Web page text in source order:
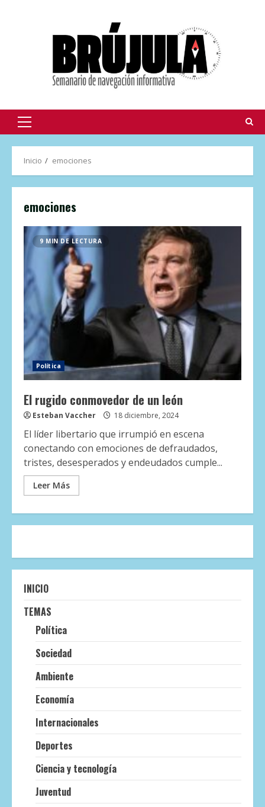
Inicio emociones
emociones
9 MIN DE LECTURA
Política
El rugido conmovedor de un león
Esteban Vaccher 18 diciembre, 2024
El líder libertario que irrumpió en escena
conectando con emociones de defraudados,
tristes, desesperados y endeudados cumple...
Leer Más
INICIO
TEMAS
Política
Sociedad
Ambiente
Economía
Internacionales
Deportes
Ciencia y tecnología
Juventud